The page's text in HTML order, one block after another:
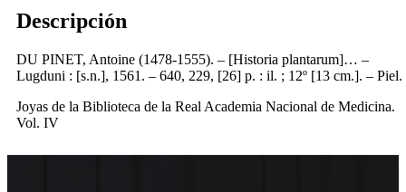
Descripción
DU PINET, Antoine (1478-1555). – [Historia plantarum]… –
Lugduni : [s.n.], 1561. – 640, 229, [26] p. : il. ; 12º [13 cm.]. – Piel.
Joyas de la Biblioteca de la Real Academia Nacional de Medicina.
Vol. IV